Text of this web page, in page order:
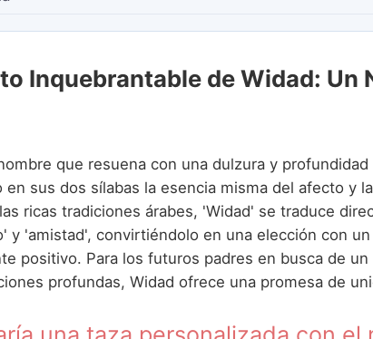
Inquebrantable de Widad: Un
que resuena con una dulzura y profundidad
en sus dos sílabas la esencia misma del afecto y
ricas tradiciones árabes, 'Widad' se traduce
y 'amistad', convirtiéndolo en una elección con
positivo. Para los futuros padres en busca de
profundas, Widad ofrece una promesa de